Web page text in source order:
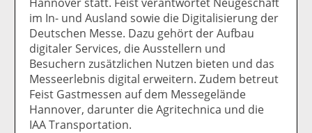
im In- und Ausland sowie die Digitalisierung der
Deutschen Messe. Dazu gehört der Aufbau
digitaler Services, die Ausstellern und
Besuchern zusätzlichen Nutzen bieten und das
Messeerlebnis digital erweitern. Zudem betreut
Feist Gastmessen auf dem Messegelände
Hannover, darunter die Agritechnica und die
IAA Transportation.